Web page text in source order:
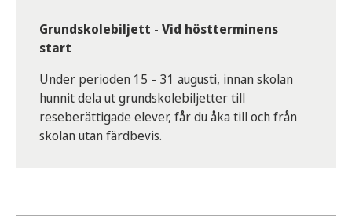
Grundskolebiljett - Vid höstterminens
start
Under perioden 15 – 31 augusti, innan skolan
hunnit dela ut grundskolebiljetter till
reseberättigade elever, får du åka till och från
skolan utan färdbevis.